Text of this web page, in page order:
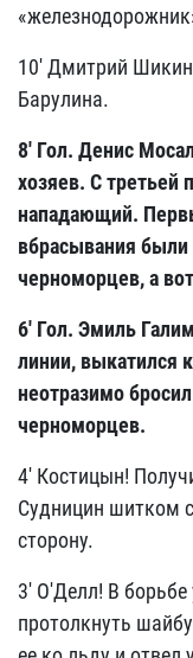
10' Дмитрий Шикин
Барулина.
8' Гол. Денис
хозяев. С третьей
нападающий.
вбрасывания
черноморцев, а
6' Гол. Эмиль
линии, выкатился
неотразимо
черноморцев.
4' Костицын!
Судницин шитком
сторону.
3' О'Делл! В борьбе
протолкнуть